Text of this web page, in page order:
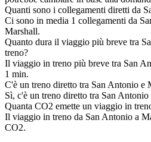
Quanti sono i collegamenti diretti da
Ci sono in media 1 collegamenti da
Marshall.
Quanto dura il viaggio più breve tra
treno?
Il viaggio in treno più breve tra San
1 min.
C'è un treno diretto tra San Antonio e
Sì, c'è un treno diretto tra San Antonio
Quanta CO2 emette un viaggio in
Il viaggio in treno da San Antonio a
CO2.